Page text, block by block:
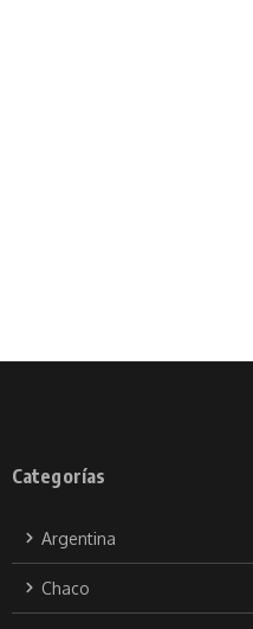
Categorías
Argentina
Chaco